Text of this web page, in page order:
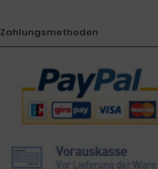
Zahlungsmethoden